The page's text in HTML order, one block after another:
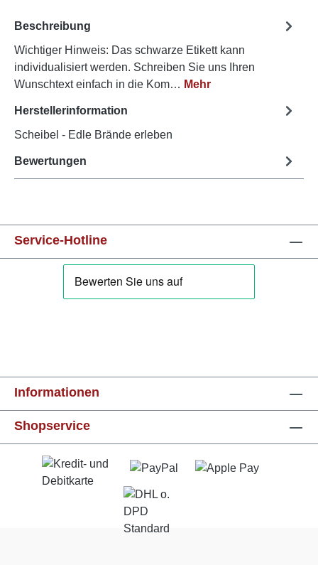
Beschreibung
Wichtiger Hinweis: Das schwarze Etikett kann
individualisiert werden. Schreiben Sie uns Ihren
Wunschtext einfach in die Kom… Mehr
Herstellerinformation
Scheibel - Edle Brände erleben
Bewertungen
Service-Hotline
Informationen
Shopservice